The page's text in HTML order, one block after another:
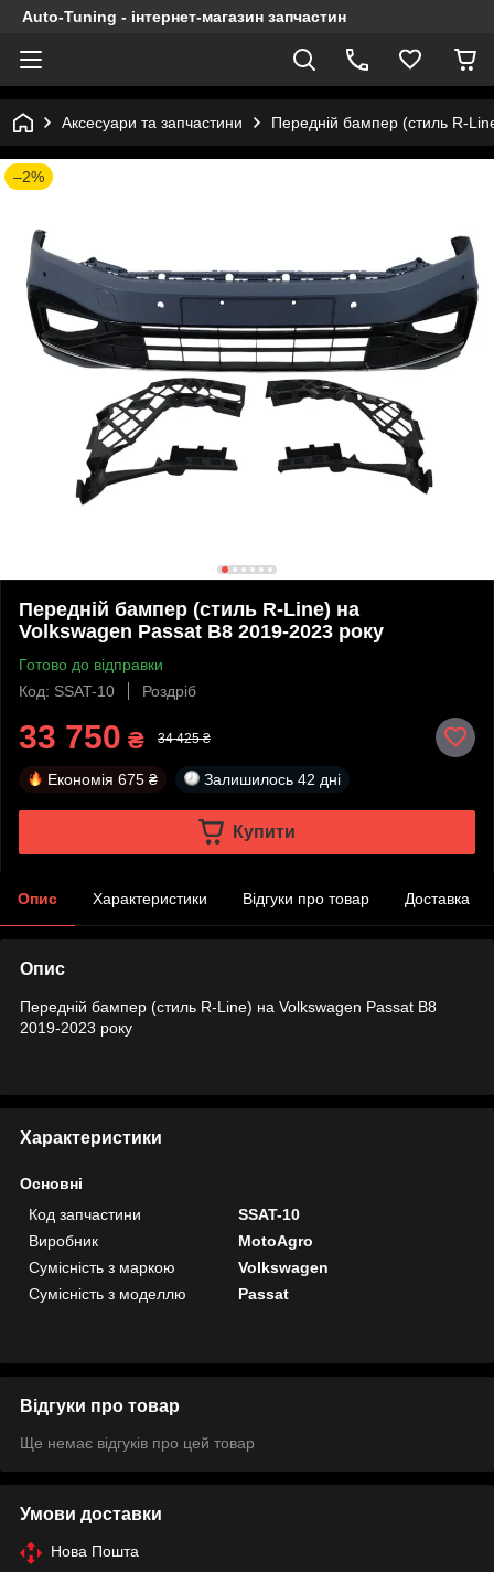
Auto-Tuning - інтернет-магазин запчастин
Аксесуари та запчастини Передній бампер (стиль R-
–2%
Передній бампер (стиль R-Line) на
Volkswagen Passat B8 2019-2023 року
Готово до відправки
Код: SSAT-10
Роздріб
33 750 ₴ 34 425 ₴
Економія 675 ₴ Залишилось 42 дні
Купити
Опис Характеристики Відгуки про товар Доставка
Опис
Передній бампер (стиль R-Line) на Volkswagen Passat B8
2019-2023 року
Характеристики
Основні
Код запчастини
SSAT-10
Виробник
MotoAgro
Сумісність з маркою
Volkswagen
Сумісність з моделлю
Passat
Відгуки про товар
Ще немає відгуків про цей товар
Умови доставки
Нова Пошта